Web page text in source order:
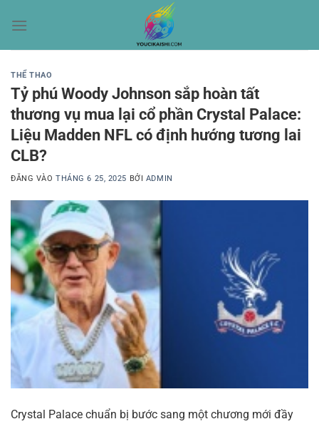
qua
THỂ THAO
Tỷ phú Woody Johnson sắp hoàn tất
thương vụ mua lại cổ phần Crystal Palace:
Liệu Madden NFL có định hướng tương lai
CLB?
ĐĂNG VÀOTHÁNG 6 25, 2025 BỞI ADMIN
Crystal Palace chuẩn bị bước sang một chương mới đầy